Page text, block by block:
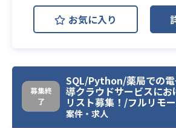
・Excel / VBAによ
・SQLによる開発
いただけるデータ
しております。
具体的な業務は下
・各種KPI集計
・ABテストのため
データ作成や実験
お気に入り
募集終
了
SQL/Python/薬局での
導クラウドサービスに
リスト募集！/フルリモ
案件・求人